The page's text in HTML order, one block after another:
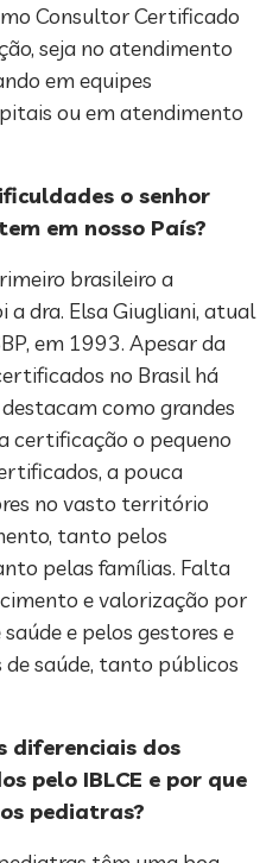
Consultor Certificado
seja no atendimento
em equipes
ou em atendimento
o senhor
em nosso País?
brasileiro a
a dra. Elsa Giugliani, atual
em 1993. Apesar da
no Brasil há
como grandes
certificação o pequeno
a pouca
no vasto território
tanto pelos
pelas famílias. Falta
e valorização por
e pelos gestores e
de saúde, tanto públicos
diferenciais dos
pelo IBLCE e por que
pediatras?